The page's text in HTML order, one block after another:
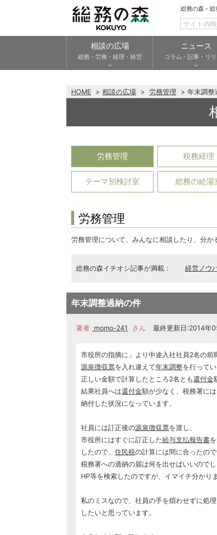
総務の森 - 総
相談の広場
総務・労務・経理・経営
ニュース
コラム・記事・リ
HOME 相談の広場 労務管理 年末調整
労務管理 税務経理
テーマ別検討室 総務の給湯
労務管理
労務管理について、みんなに相談したり、分
総務の森イチオシ記事が満載： 経営ノウ
年末調整過納の件
著者 momo-241 さん 最終更新日:2014年
市役所の指摘に」より中途入社社員2名の前
源泉徴収票を入れ違えて年末調整を行って
正しい金額で計算したところ2名とも還付金
結果社員へは還付金額が少なく、税務署に
納付した状況になっています。
社員には訂正後の源泉徴収票を渡し、
市役所にはすぐに訂正した給与支払報告書
したので、 住民税の計算には間に合ったの
税務署への過納の届は何を出せばいいので
HP等を検索したのですが、イマイチ分かり
私のミスなので、社員の手を煩わせずに処
したいと思っています。